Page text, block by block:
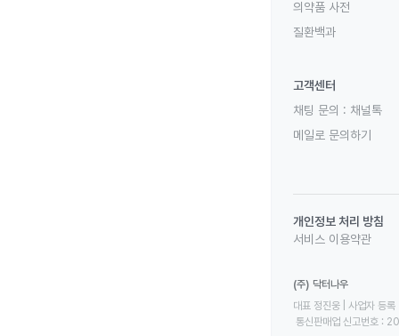
의약품 사전
질환백과
고객센터
채팅 문의 : 채널톡
메일로 문의하기
개인정보 처리 방침
서비스 이용약관
(주) 닥터나우
대표 정진웅 | 사업자
통신판매업 신고번호